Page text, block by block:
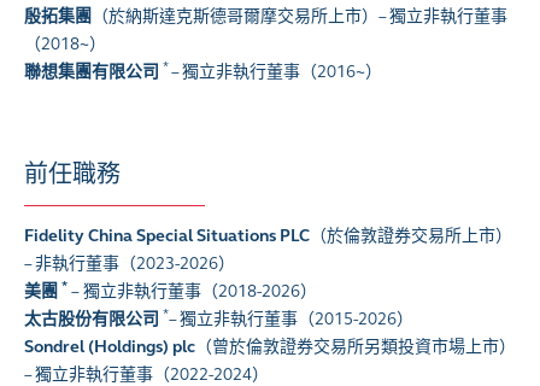
殷拓集團
（於納斯達克斯德哥爾摩交易所上市）– 獨立非執行董事
（2018~）
聯想集團有限公司 *– 獨立非執行董事（2016~）
前任職務
Fidelity China Special Situations PLC （於倫敦證券交易所上市）
– 非執行董事（2023-2026）
美團 * –獨立非執行董事 （2018-2026）
太古股份有限公司 *– 獨立非執行董事（2015-2026）
Sondrel (Holdings) plc （曾於倫敦證券交易所另類投資市場上市）
– 獨立非執行董事（2022-2024）